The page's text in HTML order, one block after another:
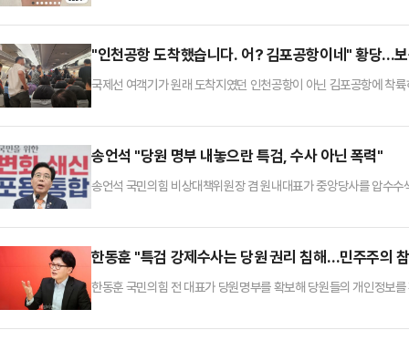
걸이 실버S925 화이트골드도금'이라는 상품명으로, 37% 할인된
검색하면 나오지 않아 논란을 의식해 삭제된 것으로 보인다.김건
"인천공항 도착했습니다. 어? 김포공항이네" 황당...
국제선 여객기가 원래 도착지였던 인천공항이 아닌 김포공항에 착
륙했다. 그러나 착륙한 곳은 인천공항이 아닌 김포공항이었다.당
치는 김포였던 것.한 승객은 연합뉴스에 "어떤 승객이 김포공항이
송언석 "당원 명부 내놓으란 특검, 수사 아닌 폭력"
송언석 국민의힘 비상대책위원장 겸 원내대표가 중앙당사를 압수
원 명부를 내놓으란 요구는 국민의힘을 통째로 특검에 넘기란 것
다.그는 "민중기 특검은 백주대낮에 제1야당 중앙당사에 쳐들어
한동훈 "특검 강제수사는 당원 권리 침해…민주주의
한동훈 국민의힘 전 대표가 당원명부를 확보해 당원들의 개인정보
수 있다"고 지적했다.한동훈 전 대표는 14일 페이스북에 "지금 특